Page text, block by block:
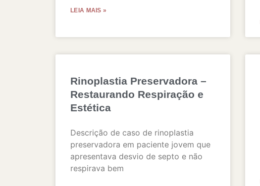
LEIA MAIS »
Rinoplastia Preservadora –
Restaurando Respiração e
Estética
Descrição de caso de rinoplastia
preservadora em paciente jovem que
apresentava desvio de septo e não
respirava bem